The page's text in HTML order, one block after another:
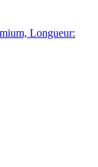
Longueur: